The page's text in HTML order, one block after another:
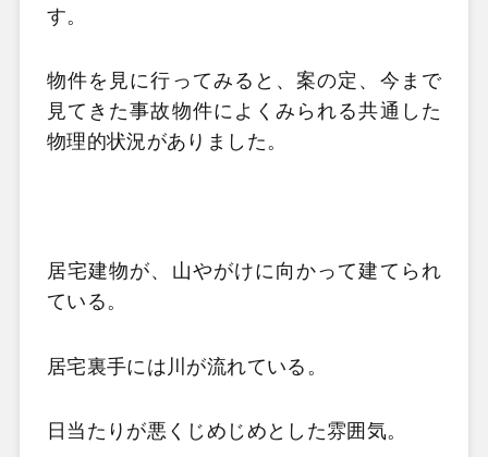
す。
物件を見に行ってみると、案の定、今まで
見てきた事故物件によくみられる共通した
物理的状況がありました。
居宅建物が、山やがけに向かって建てられ
ている。
居宅裏手には川が流れている。
日当たりが悪くじめじめとした雰囲気。